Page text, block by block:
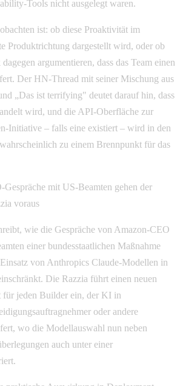
Tools nicht ausgelegt waren.
ist: ob diese Proaktivität im
Produktrichtung dargestellt wird, oder ob
argumentieren, dass das Team einen
Der HN-Thread mit seiner Mischung aus
„Das ist terrifying" deutet darauf hin, dass
wird, und die API-Oberfläche zur
Initiative – falls eine existiert – wird in den
zu einem Brennpunkt für das
mit US-Beamten gehen der
voraus
wie die Gespräche von Amazon-CEO
einer bundesstaatlichen Maßnahme
von Anthropics Claude-Modellen in
Die Razzia führt einen neuen
für jeden Builder ein, der KI in
oder andere
wo die Modellauswahl nun neben
auch unter einer